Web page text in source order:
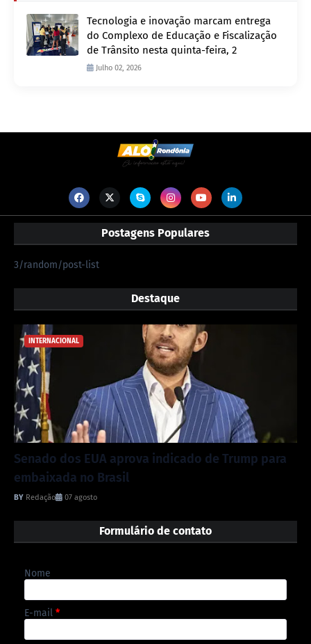
Tecnologia e inovação marcam entrega
do Complexo de Educação e Fiscalização
de Trânsito nesta quinta-feira, 2
Julho 02, 2026
Postagens Populares
3/random/post-list
Destaque
INTERNACIONAL
Senado dos EUA aprova indicado de Trump para
embaixada no Brasil
Redação 07 agosto
Formulário de contato
Nome
E-mail *